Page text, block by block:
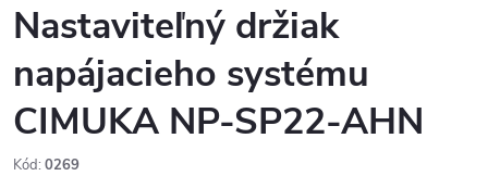
Nastaviteľný držiak
napájacieho systému
CIMUKA NP-SP22-AHN
Kód: 0269